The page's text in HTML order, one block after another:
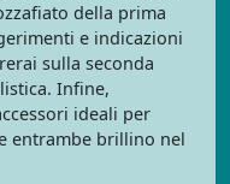
della prima
e indicazioni
sulla seconda
Infine,
ideali per
entrambe brillino nel